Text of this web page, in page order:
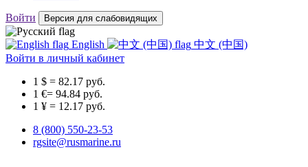
Войти Версия для слабовидящих
English
中文 (中国)
Войти в личный кабинет
1 $ = 82.17 руб.
1 €= 94.84 руб.
1 ¥ = 12.17 руб.
8 (800) 550-23-53
rgsite@rusmarine.ru